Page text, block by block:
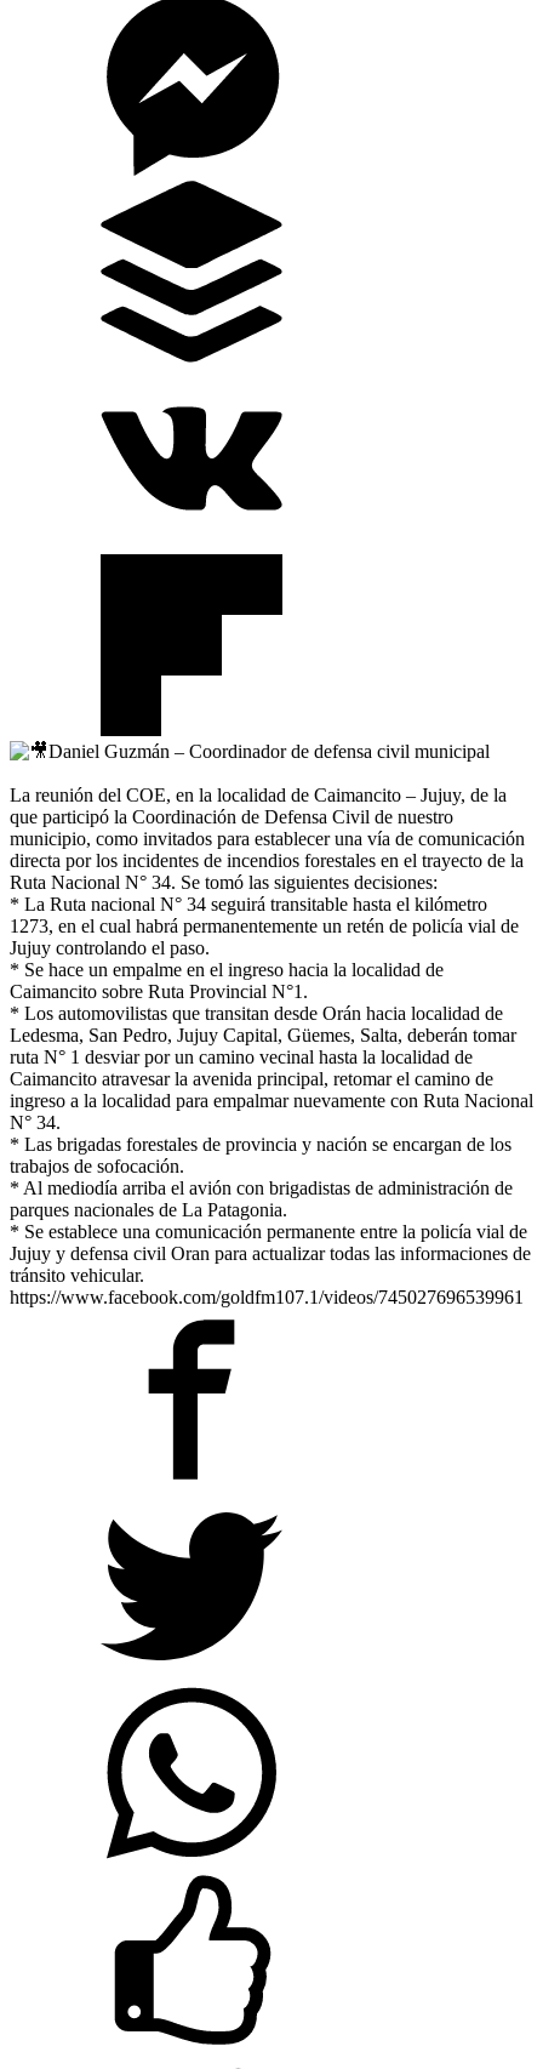
Daniel Guzmán – Coordinador de defensa civil municipal
La reunión del COE, en la localidad de Caimancito – Jujuy, de la
que participó la Coordinación de Defensa Civil de nuestro
municipio, como invitados para establecer una vía de comunicación
directa por los incidentes de incendios forestales en el trayecto de la
Ruta Nacional N° 34. Se tomó las siguientes decisiones:
* La Ruta nacional N° 34 seguirá transitable hasta el kilómetro
1273, en el cual habrá permanentemente un retén de policía vial de
Jujuy controlando el paso.
* Se hace un empalme en el ingreso hacia la localidad de
Caimancito sobre Ruta Provincial N°1.
* Los automovilistas que transitan desde Orán hacia localidad de
Ledesma, San Pedro, Jujuy Capital, Güemes, Salta, deberán tomar
ruta N° 1 desviar por un camino vecinal hasta la localidad de
Caimancito atravesar la avenida principal, retomar el camino de
ingreso a la localidad para empalmar nuevamente con Ruta Nacional
N° 34.
* Las brigadas forestales de provincia y nación se encargan de los
trabajos de sofocación.
* Al mediodía arriba el avión con brigadistas de administración de
parques nacionales de La Patagonia.
* Se establece una comunicación permanente entre la policía vial de
Jujuy y defensa civil Oran para actualizar todas las informaciones de
tránsito vehicular.
https://www.facebook.com/goldfm107.1/videos/745027696539961